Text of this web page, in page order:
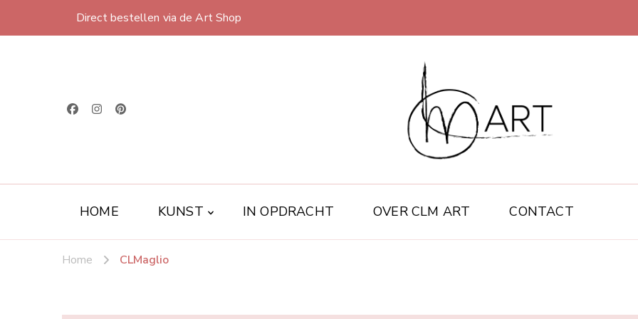
Direct bestellen via de Art Shop
CLM art
HOME KUNST IN OPDRACHT OVER CLM ART CONTACT
Home CLMaglio